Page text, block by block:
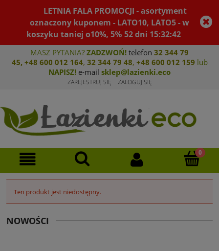
LETNIA FALA PROMOCJI - asortyment
oznaczony kuponem - LATO10, LATO5 - w
koszyku taniej o10%, 5% 52dni 15:32:42
MASZ PYTANIA? ZADZWOŃ! telefon 32 344 79
45, +48 600 012 164, 32 344 79 48, +48 600 012 159 lub
NAPISZ! e-mail sklep@lazienki.eco
ZAREJESTRUJ SIĘ ZALOGUJ SIĘ
Ten produkt jest niedostępny.
NOWOŚCI